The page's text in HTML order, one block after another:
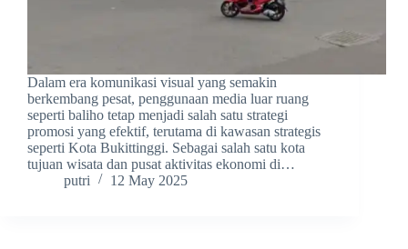
Dalam era komunikasi visual yang semakin
berkembang pesat, penggunaan media luar ruang
seperti baliho tetap menjadi salah satu strategi
promosi yang efektif, terutama di kawasan strategis
seperti Kota Bukittinggi. Sebagai salah satu kota
tujuan wisata dan pusat aktivitas ekonomi di…
putri
12 May 2025